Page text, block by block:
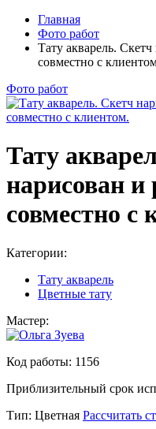
Главная
Фото работ
Тату акварель.
совместно с
Фото работ
Тату
нарисован и
совместно с
Категории:
Тату акварель
Цветные тату
Мастер:
Код работы: 1156
Приблизительный срок
Тип: Цветная Рассчитать